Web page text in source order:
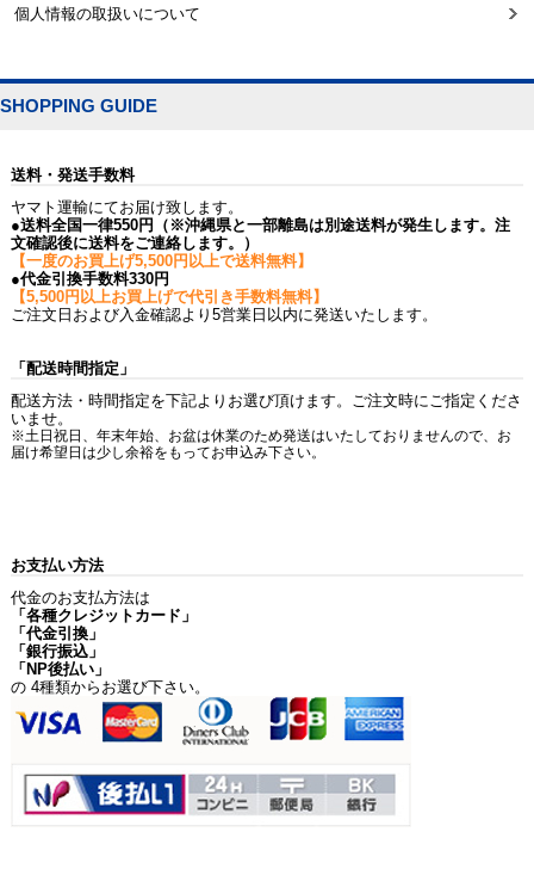
個人情報の取扱いについて
SHOPPING GUIDE
送料・発送手数料
ヤマト運輸にてお届け致します。
●送料全国一律550円（※沖縄県と一部離島は別途送料が発生します。注
文確認後に送料をご連絡します。）
【一度のお買上げ5,500円以上で送料無料】
●代金引換手数料330円
【5,500円以上お買上げで代引き手数料無料】
ご注文日および入金確認より5営業日以内に発送いたします。
「配送時間指定」
配送方法・時間指定を下記よりお選び頂けます。ご注文時にご指定くださ
いませ。
※土日祝日、年末年始、お盆は休業のため発送はいたしておりませんので、お
届け希望日は少し余裕をもってお申込み下さい。
お支払い方法
代金のお支払方法は
「各種クレジットカード」
「代金引換」
「銀行振込」
「NP後払い」
の 4種類からお選び下さい。